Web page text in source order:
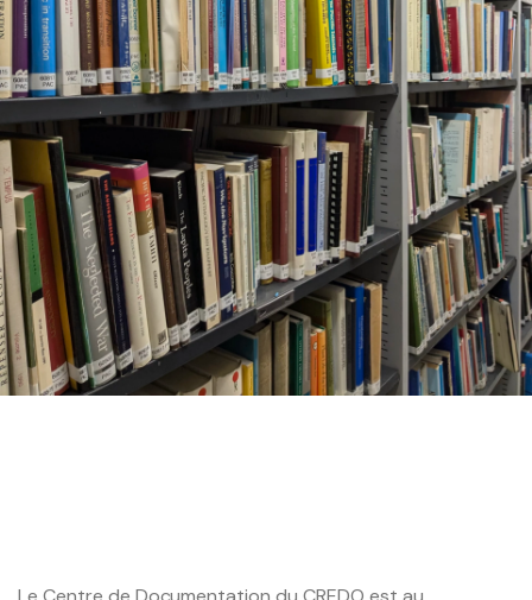
Publications scientifiques
Colloques et journées d’études
Médiation scientifique
Interventions extérieures
Programmes collaboratifs
Licence et Master